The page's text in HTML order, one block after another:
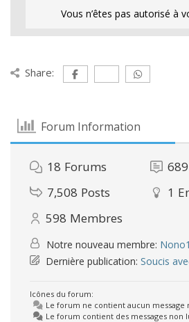
Vous n’êtes pas autorisé à
Share:
Forum Information
18 Forums 689
7,508 Posts 1
598 Membres
Notre nouveau membre:
Dernière publication: Soucis
Icônes du forum:
Le forum ne contient aucun message
Le forum contient des messages non